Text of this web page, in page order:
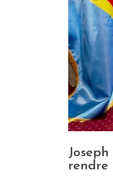
rendre